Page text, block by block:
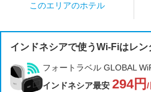
このエリアのホテル
インドネシアで使うWi-Fiはレン
フォートラベル GLOBAL
インドネシア最安 294円 /